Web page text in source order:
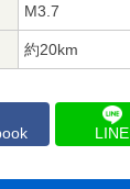
M3.7
約20km
LINE